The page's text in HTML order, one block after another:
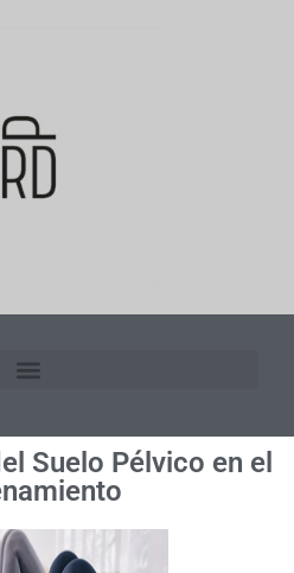
Suelo Pélvico en el